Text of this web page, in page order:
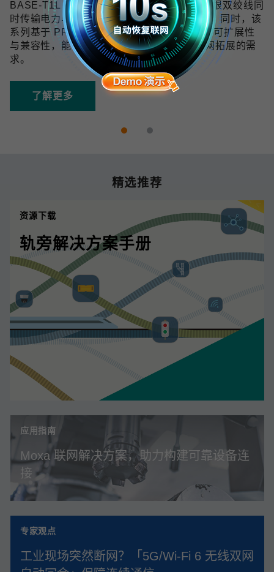
BASE-T1L 技术可在 10 Mbps 带宽下通过单根双绞线同
时传输电力与数据，传输距离最远可达 1 km。同时，该
系列基于 PROFINET 协议开发，具备良好的可扩展性
与兼容性，能够满足未来数字化和工业物联网拓展的需
求。
了解更多
精选推荐
资源下载
轨旁解决方案手册
应用指南
Moxa 联网解决方案，助力构建可靠设备连
接
专家观点
工业现场突然断网？「5G/Wi‑Fi 6 无线双网